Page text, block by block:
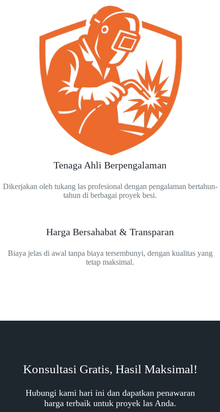
Tenaga Ahli Berpengalaman
Dikerjakan oleh tukang las profesional dengan pengalaman bertahun-
tahun di berbagai proyek besi.
Harga Bersahabat & Transparan
Biaya jelas di awal tanpa biaya tersembunyi, dengan kualitas yang
tetap maksimal.
Konsultasi Gratis, Hasil Maksimal!
Hubungi kami hari ini dan dapatkan penawaran
harga terbaik untuk proyek las Anda.